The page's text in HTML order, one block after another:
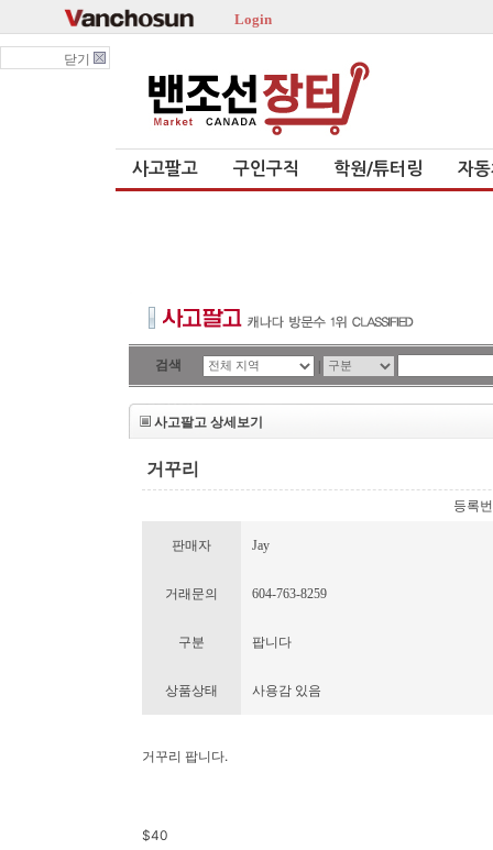
Login
닫기
사고팔고 구인구직 학원/튜터링 자
검색 |
사고팔고 상세보기
거꾸리
등록
판매자 Jay
거래문의 604-763-8259
구분 팝니다
상품상태 사용감 있음
거꾸리 팝니다.
$40